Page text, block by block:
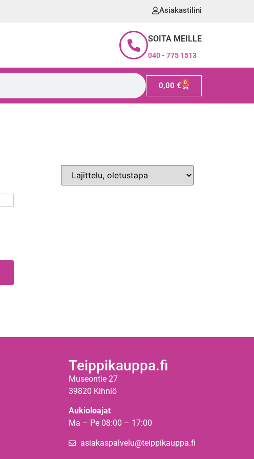
Asiakastilini
SOITA MEILLE
040 - 775 1513
0,00 € 0
Teippikauppa.fi
Museontie 27
39820 Kihniö
Aukioloajat
Ma – Pe 08:00 – 17:00
asiakaspalvelu@teippikauppa.fi